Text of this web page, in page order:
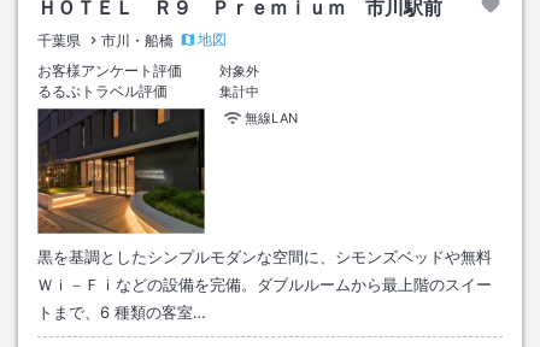
ＨＯＴＥＬ Ｒ９ Ｐｒｅｍｉｕｍ 市川駅前
千葉県 市川・船橋
地図
お客様アンケート評価
対象外
るるぶトラベル評価
集計中
無線LAN
黒を基調としたシンプルモダンな空間に、シモンズベッドや無料
Ｗｉ－Ｆｉなどの設備を完備。ダブルルームから最上階のスイー
トまで、6 種類の客室…